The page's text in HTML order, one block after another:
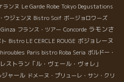
ランヌ Le Garde Robe Tokyo Degustations
ウジェンヌ Bistro Soif ボージョロワーズ
Ginza フランス・ツアー Concorde ラモンさ
Bistro LE CERCLE ROUGE ボジョレーヌ
Paris bistro Roba Seria ボルドー・
レストラン「ル・ヴェール・ヴォレ」
ャール ドメーヌ・プリューレ・サン・クリ